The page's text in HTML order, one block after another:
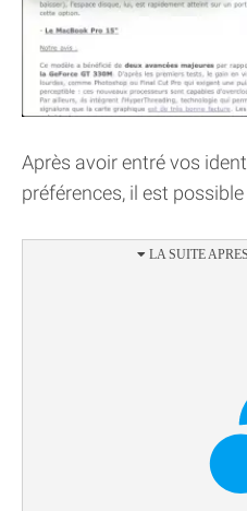
Après avoir entré vos
préférences, il est